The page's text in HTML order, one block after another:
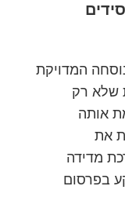
המדויקת
שלא רק
אותה
את
מדידה
בפרסום